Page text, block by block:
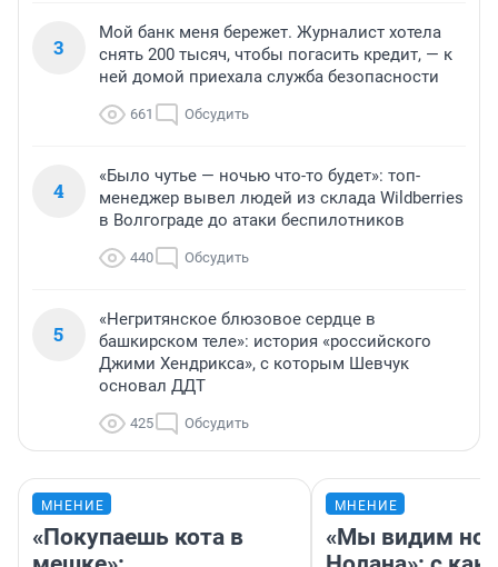
3
Мой банк меня бережет. Журналист хотела
снять 200 тысяч, чтобы погасить кредит, — к
ней домой приехала служба безопасности
661 Обсудить
4
«Было чутье — ночью что-то будет»: топ-
менеджер вывел людей из склада Wildberries
в Волгограде до атаки беспилотников
440 Обсудить
5
«Негритянское блюзовое сердце в
башкирском теле»: история «российского
Джими Хендрикса», с которым Шевчук
основал ДДТ
425 Обсудить
МНЕНИЕ
«Покупаешь кота в
МНЕНИЕ
«Мы видим